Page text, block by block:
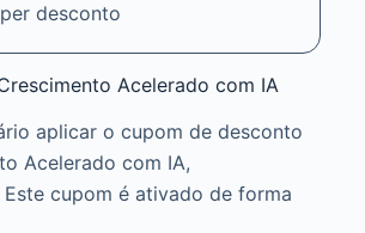
desconto
Acelerado com IA
aplicar o cupom de desconto
Acelerado com IA,
Este cupom é ativado de forma